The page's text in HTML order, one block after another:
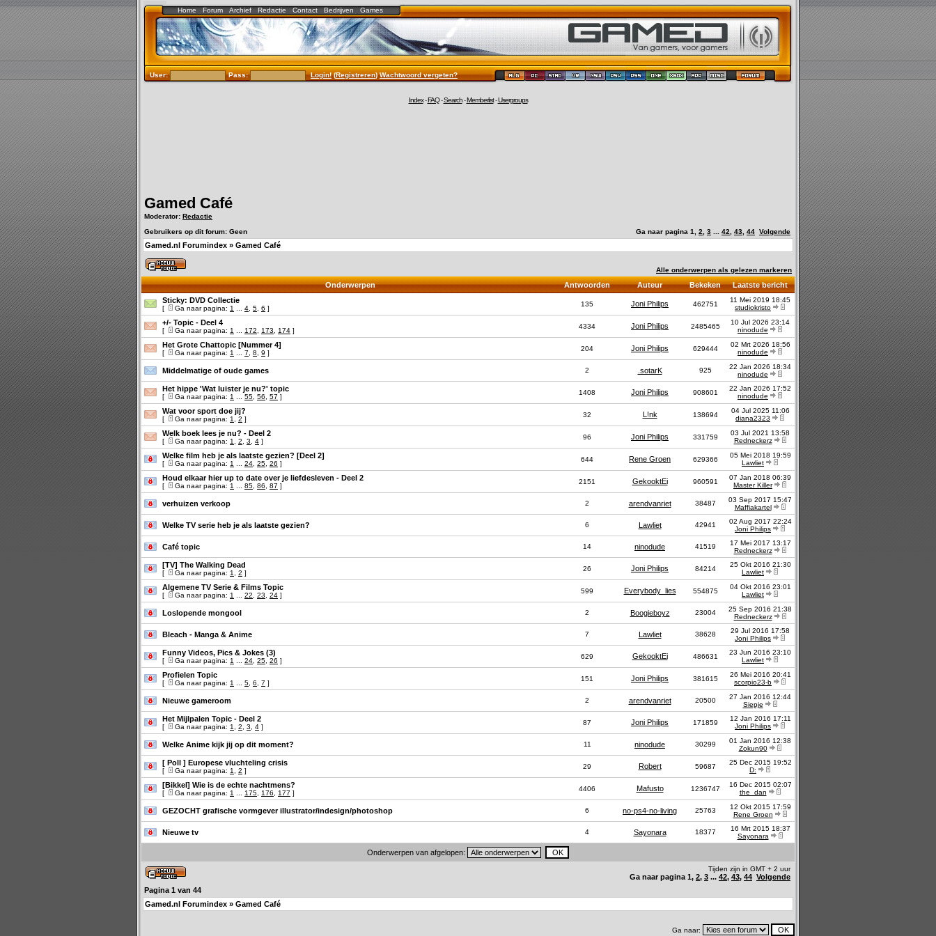
Home Forum Archief Redactie Contact Bedrijven Games
User: Pass: Login!(Registreren)Wachtwoord vergeten?
Index-FAQ-Search-Memberlist-Usergroups
Gamed Café
Moderator: Redactie
Gebruikers op dit forum: Geen
Ga naar pagina 1 2 3 42 43 44 Volgende
Gamed.nl Forumindex » Gamed Café
Alle onderwerpen als gelezen markeren
Onderwerpen Antwoorden Auteur Bekeken
Laatste bericht
Sticky: DVD Collectie
[ Ga naar pagina: 1 4 5 6 ]
135 Joni Philips 462751
11 Mei 2019 18:45
studiokristo
+/- Topic - Deel 4
[ Ga naar pagina: 1 172 173 174 ]
4334 Joni Philips 2485465
10 Jul 2026 23:14
ninodude
Het Grote Chattopic [Nummer 4]
[ Ga naar pagina: 1 7 8 9 ]
204 Joni Philips 629444
02 Mrt 2026 18:56
ninodude
Middelmatige of oude games 2 .sotarK 925
22 Jan 2026 18:34
ninodude
Het hippe 'Wat luister je nu?' topic
[ Ga naar pagina: 1 55 56 57 ]
1408 Joni Philips 908601
22 Jan 2026 17:52
ninodude
Wat voor sport doe jij?
[ Ga naar pagina: 1 2 ]
32 L!nk 138694
04 Jul 2025 11:06
diana2323
Welk boek lees je nu? - Deel 2
[ Ga naar pagina: 1 2 3 4 ]
96 Joni Philips 331759
03 Jul 2021 13:58
Redneckerz
Welke film heb je als laatste gezien? [Deel 2]
[ Ga naar pagina: 1 24 25 26 ]
644 Rene Groen 629366
05 Mei 2018 19:59
Lawliet
Houd elkaar hier up to date over je liefdesleven - Deel 2
[ Ga naar pagina: 1 85 86 87 ]
2151 GekooktEi 960591
07 Jan 2018 06:39
Master Killer
verhuizen verkoop 2 arendvanriet 38487
03 Sep 2017 15:47
Maffiakartel
Welke TV serie heb je als laatste gezien? 6 Lawliet 42941
02 Aug 2017 22:24
Joni Philips
Café topic 14 ninodude 41519
17 Mei 2017 13:17
Redneckerz
[TV] The Walking Dead
[ Ga naar pagina: 1 2 ]
26 Joni Philips 84214
25 Okt 2016 21:30
Lawliet
Algemene TV Serie & Films Topic
[ Ga naar pagina: 1 22 23 24 ]
599 Everybody_lies 554875
04 Okt 2016 23:01
Lawliet
Loslopende mongool 2 Boogieboyz 23004
25 Sep 2016 21:38
Redneckerz
Bleach - Manga & Anime 7 Lawliet 38628
29 Jul 2016 17:58
Joni Philips
Funny Videos, Pics & Jokes (3)
[ Ga naar pagina: 1 24 25 26 ]
629 GekooktEi 486631
23 Jun 2016 23:10
Lawliet
Profielen Topic
[ Ga naar pagina: 1 5 6 7 ]
151 Joni Philips 381615
26 Mei 2016 20:41
scorpio23-b
Nieuwe gameroom 2 arendvanriet 20500
27 Jan 2016 12:44
Siepje
Het Mijlpalen Topic - Deel 2
[ Ga naar pagina: 1 2 3 4 ]
87 Joni Philips 171859
12 Jan 2016 17:11
Joni Philips
Welke Anime kijk jij op dit moment? 11 ninodude 30299
01 Jan 2016 12:38
Zokun90
[ Poll ] Europese vluchteling crisis
[ Ga naar pagina: 1 2 ]
29 Robert 59687
25 Dec 2015 19:52
D:
[Bikkel] Wie is de echte nachtmens?
[ Ga naar pagina: 1 175 176 177 ]
4406 Mafusto 1236747
16 Dec 2015 02:07
the_dan
GEZOCHT grafische vormgever illustrator/indesign/photoshop 6 no-ps4-no-living 25763
12 Okt 2015 17:59
Rene Groen
Nieuwe tv 4 Sayonara 18377
16 Mrt 2015 18:37
Sayonara
Onderwerpen van afgelopen:
Tijden zijn in GMT + 2 uur
Ga naar pagina 1, 2, 3 ... 42, 43, 44 Volgende
Pagina 1 van 44
Gamed.nl Forumindex » Gamed Café
Ga naar: